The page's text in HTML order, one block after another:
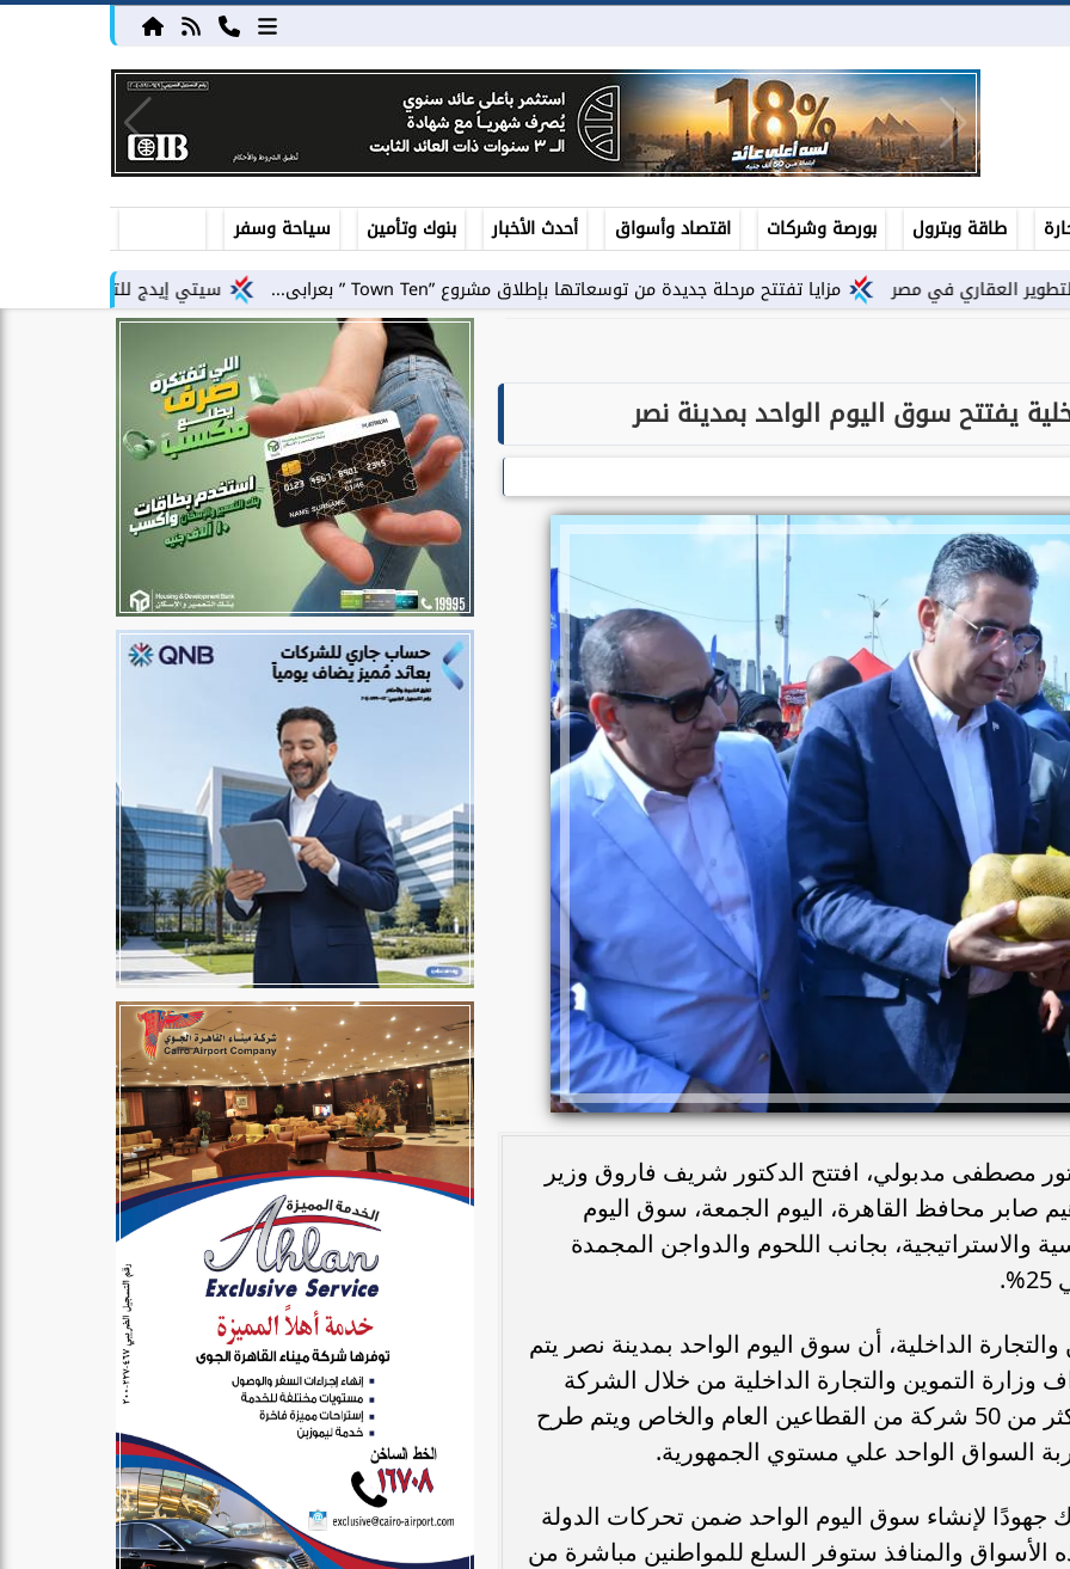
طاقة وبترول بورصة وشركات اقتصاد وأسواق أحدث الأخبار بنوك وتأمين
سياحة وسفر
سيتي إيدج للتطوير العقاري توقع شراكة
مزايا تفتتح مرحلة جديدة من توسعاتها بإطلاق مشروع ”Town Ten ” بعرابى...
يفتتح سوق اليوم الواحد بمدينة نصر
مصطفى مدبولي، افتتح الدكتور شريف فاروق وزير
صابر محافظ القاهرة، اليوم الجمعة، سوق اليوم
والاستراتيجية، بجانب اللحوم والدواجن المجمدة
الداخلية، أن سوق اليوم الواحد بمدينة نصر يتم
التموين والتجارة الداخلية من خلال الشركة
القابضة للصناعات الغذائية بالتعاون مع أكثر من 50 شركة من القطاعين العام والخاص ويتم طرح
السواق الواحد علي مستوي الجمهورية.
جهودًا لإنشاء سوق اليوم الواحد ضمن تحركات الدولة
والمنافذ ستوفر السلع للمواطنين مباشرة من